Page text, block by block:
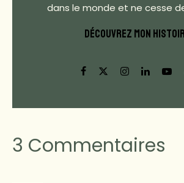
dans le monde et ne cesse
DÉCOUVREZ MON
3 Commentaires